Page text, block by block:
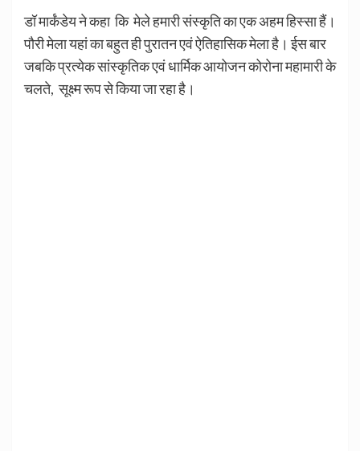
डॉ मार्कंडेय ने कहा कि मेले हमारी संस्कृति का एक अहम हिस्सा हैं।
पौरी मेला यहां का बहुत ही पुरातन एवं ऐतिहासिक मेला है। ईस बार
जबकि प्रत्येक सांस्कृतिक एवं धार्मिक आयोजन कोरोना महामारी के
चलते, सूक्ष्म रूप से किया जा रहा है।